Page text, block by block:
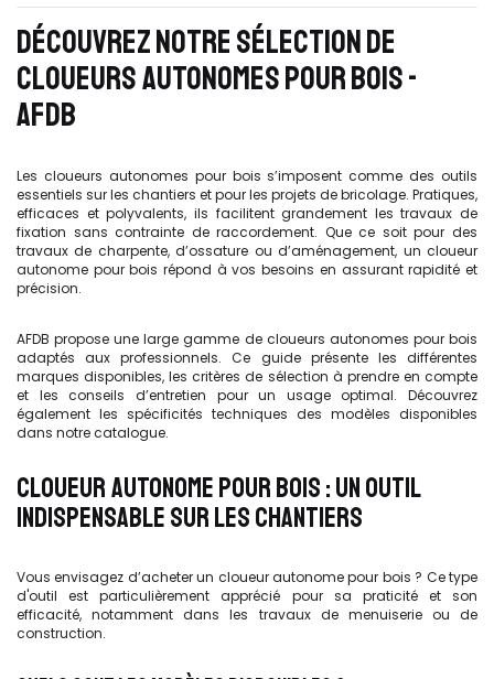
DÉCOUVREZ NOTRE SÉLECTION DE
CLOUEURS AUTONOMES POUR BOIS -
AFDB
Les cloueurs autonomes pour bois s’imposent comme des outils
essentiels sur les chantiers et pour les projets de bricolage. Pratiques,
efficaces et polyvalents, ils facilitent grandement les travaux de
fixation sans contrainte de raccordement. Que ce soit pour des
travaux de charpente, d’ossature ou d’aménagement, un cloueur
autonome pour bois répond à vos besoins en assurant rapidité et
précision.
AFDB propose une large gamme de cloueurs autonomes pour bois
adaptés aux professionnels. Ce guide présente les différentes
marques disponibles, les critères de sélection à prendre en compte
et les conseils d’entretien pour un usage optimal. Découvrez
également les spécificités techniques des modèles disponibles
dans notre catalogue.
CLOUEUR AUTONOME POUR BOIS : UN OUTIL
INDISPENSABLE SUR LES CHANTIERS
Vous envisagez d’acheter un cloueur autonome pour bois ? Ce type
d'outil est particulièrement apprécié pour sa praticité et son
efficacité, notamment dans les travaux de menuiserie ou de
construction.